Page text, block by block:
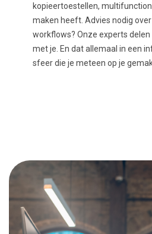
kopieertoestellen,
maken heeft. Advies nodig
workflows? Onze experts
met je. En dat allemaal in een
sfeer die je meteen op je